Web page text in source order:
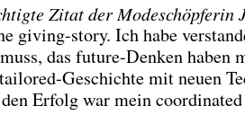
Zitat der Modeschöpferin
giving-story. Ich habe
das future-Denken haben
Geschichte mit neuen
Erfolg war mein